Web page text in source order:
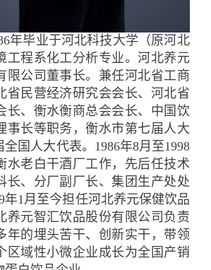
年毕业于河北科技大学（原河北
工程系化工分析专业。河北养元
限公司董事长。兼任河北省工商
省民营经济研究会会长、河北省
长、衡水衡商总会会长、中国饮
事长等职务，衡水市第七届人大
国人大代表。1986年8月至1998
水老白干酒厂工作，先后任技术
长、分厂副厂长、集团生产处处
年1月至今担任河北养元保健饮品
养元智汇饮品股份有限公司负责
年的埋头苦干、创新实干，带领
区域性小微企业成长为全国产销